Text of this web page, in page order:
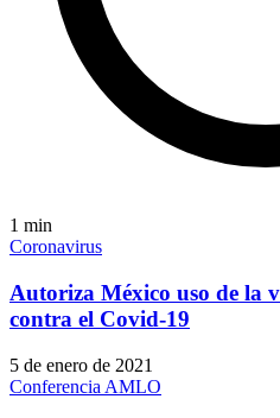
1 min
Coronavirus
Autoriza México uso de la
contra el Covid-19
5 de enero de 2021
Conferencia AMLO